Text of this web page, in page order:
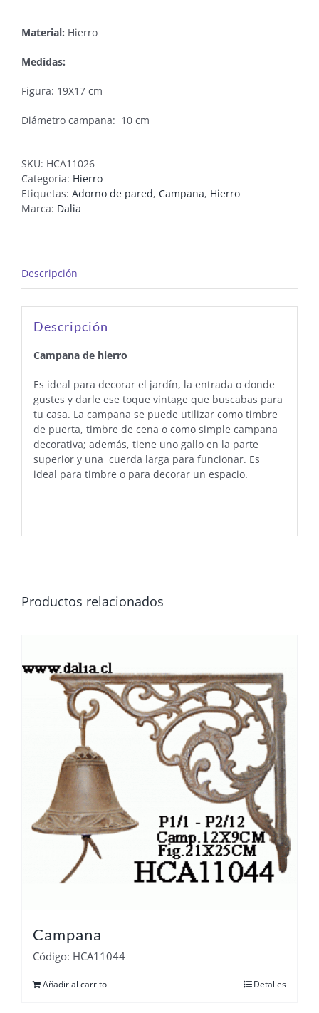
Material: Hierro
Medidas:
Figura: 19X17 cm
Diámetro campana: 10 cm
SKU: HCA11026
Categoría: Hierro
Etiquetas: Adorno de pared, Campana, Hierro
Marca: Dalia
Descripción
Descripción
Campana de hierro
Es ideal para decorar el jardín, la entrada o donde
gustes y darle ese toque vintage que buscabas para
tu casa. La campana se puede utilizar como timbre
de puerta, timbre de cena o como simple campana
decorativa; además, tiene uno gallo en la parte
superior y una cuerda larga para funcionar. Es
ideal para timbre o para decorar un espacio.
Productos relacionados
Campana
Código: HCA11044
Añadir al carrito Detalles